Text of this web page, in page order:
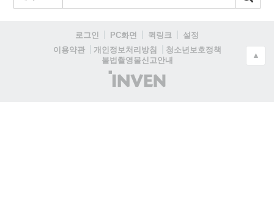
로그인 PC화면 퀵링크
설정
이용약관
개인정보처리방침
청소년보호정책
불법촬영물신고안내
(주)
인
▲